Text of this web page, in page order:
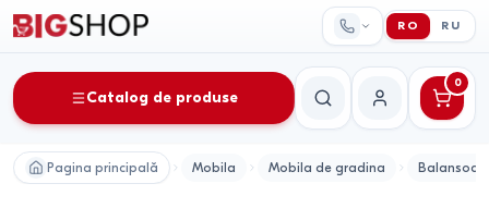
RO RU
Catalog de produse
CăutareContul meu
0
Pagina principală Mobila Mobila de gradina